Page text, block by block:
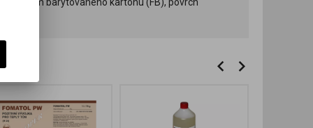
použitím barytovaného kartonu (FB), povrch